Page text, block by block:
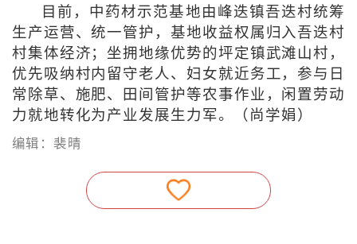
目前，中药材示范基地由峰迭镇吾迭村统筹
生产运营、统一管护，基地收益权属归入吾迭村
村集体经济；坐拥地缘优势的坪定镇武滩山村，
优先吸纳村内留守老人、妇女就近务工，参与日
常除草、施肥、田间管护等农事作业，闲置劳动
力就地转化为产业发展生力军。（尚学娟）
编辑：裴晴